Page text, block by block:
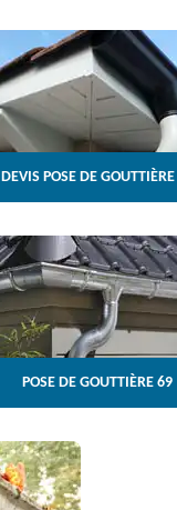
DEVIS POSE DE
POSE DE GOUTTIÈRE 69